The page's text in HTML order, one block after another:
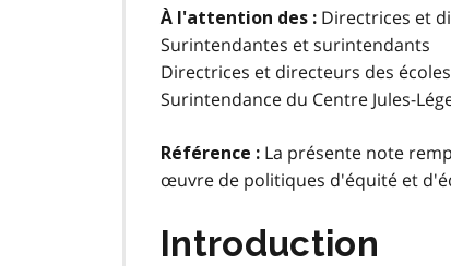
À l'attention des : Directrices et
Surintendantes et surintendants
Directrices et directeurs des
Surintendance du Centre Jules-
Référence : La présente note
œuvre de politiques d'équité et
Introduction